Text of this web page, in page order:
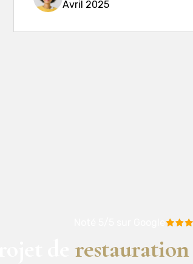
Avril 2025
restauration